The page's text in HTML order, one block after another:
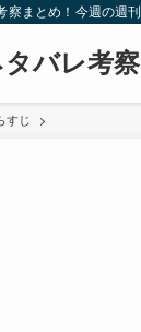
察まとめ！今週の週
バレ考察
すじ